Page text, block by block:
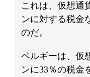
これは、仮想通
ンに対する税金
のだ。
ベルギーは、仮
ンに33％の税金